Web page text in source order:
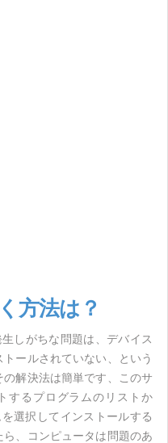
方法は？
しがちな問題は、デバイス
ールされていない、という
解決法は簡単です、このサ
するプログラムのリストか
選択してインストールする
、コンピュータは問題のあ